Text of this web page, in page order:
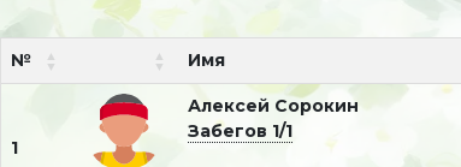
№ Имя
1
Алексей Сорокин
Забегов 1/1